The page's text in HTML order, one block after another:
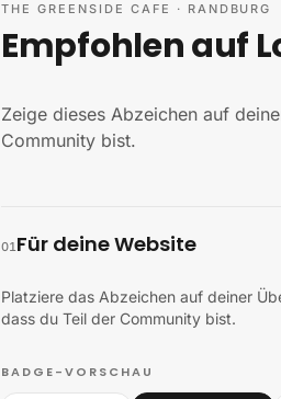
THE GREENSIDE CAFE · RANDBURG
Empfohlen auf
Zeige dieses Abzeichen auf
Community bist.
01Für deine Website
Platziere das Abzeichen auf deiner
dass du Teil der Community bist.
BADGE-VORSCHAU